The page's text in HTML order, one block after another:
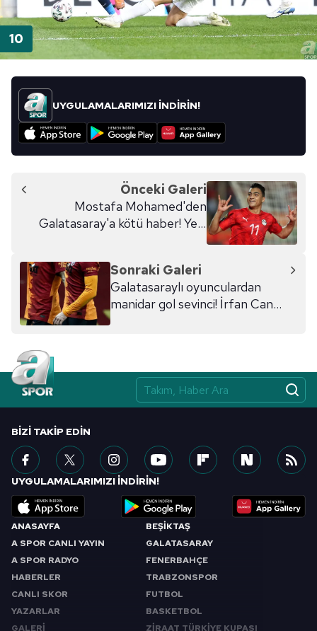
UYGULAMALARIMIZI İNDİRİN!
Önceki Galeri
Mostafa Mohamed'den
Galatasaray'a kötü haber! Yeni
Sonraki Galeri
Galatasaraylı oyunculardan
manidar gol sevinci! İrfan Can
ANASAYFA
A SPOR CANLI YAYIN
A SPOR RADYO
HABERLER
CANLI SKOR
YAZARLAR
GALERİ
BEŞİKTAŞ
GALATASARAY
FENERBAHÇE
TRABZONSPOR
FUTBOL
BASKETBOL
ZİRAAT TÜRKİYE KUPASI
BIZI TAKIP EDIN
UYGULAMALARIMIZI İNDİRİN!